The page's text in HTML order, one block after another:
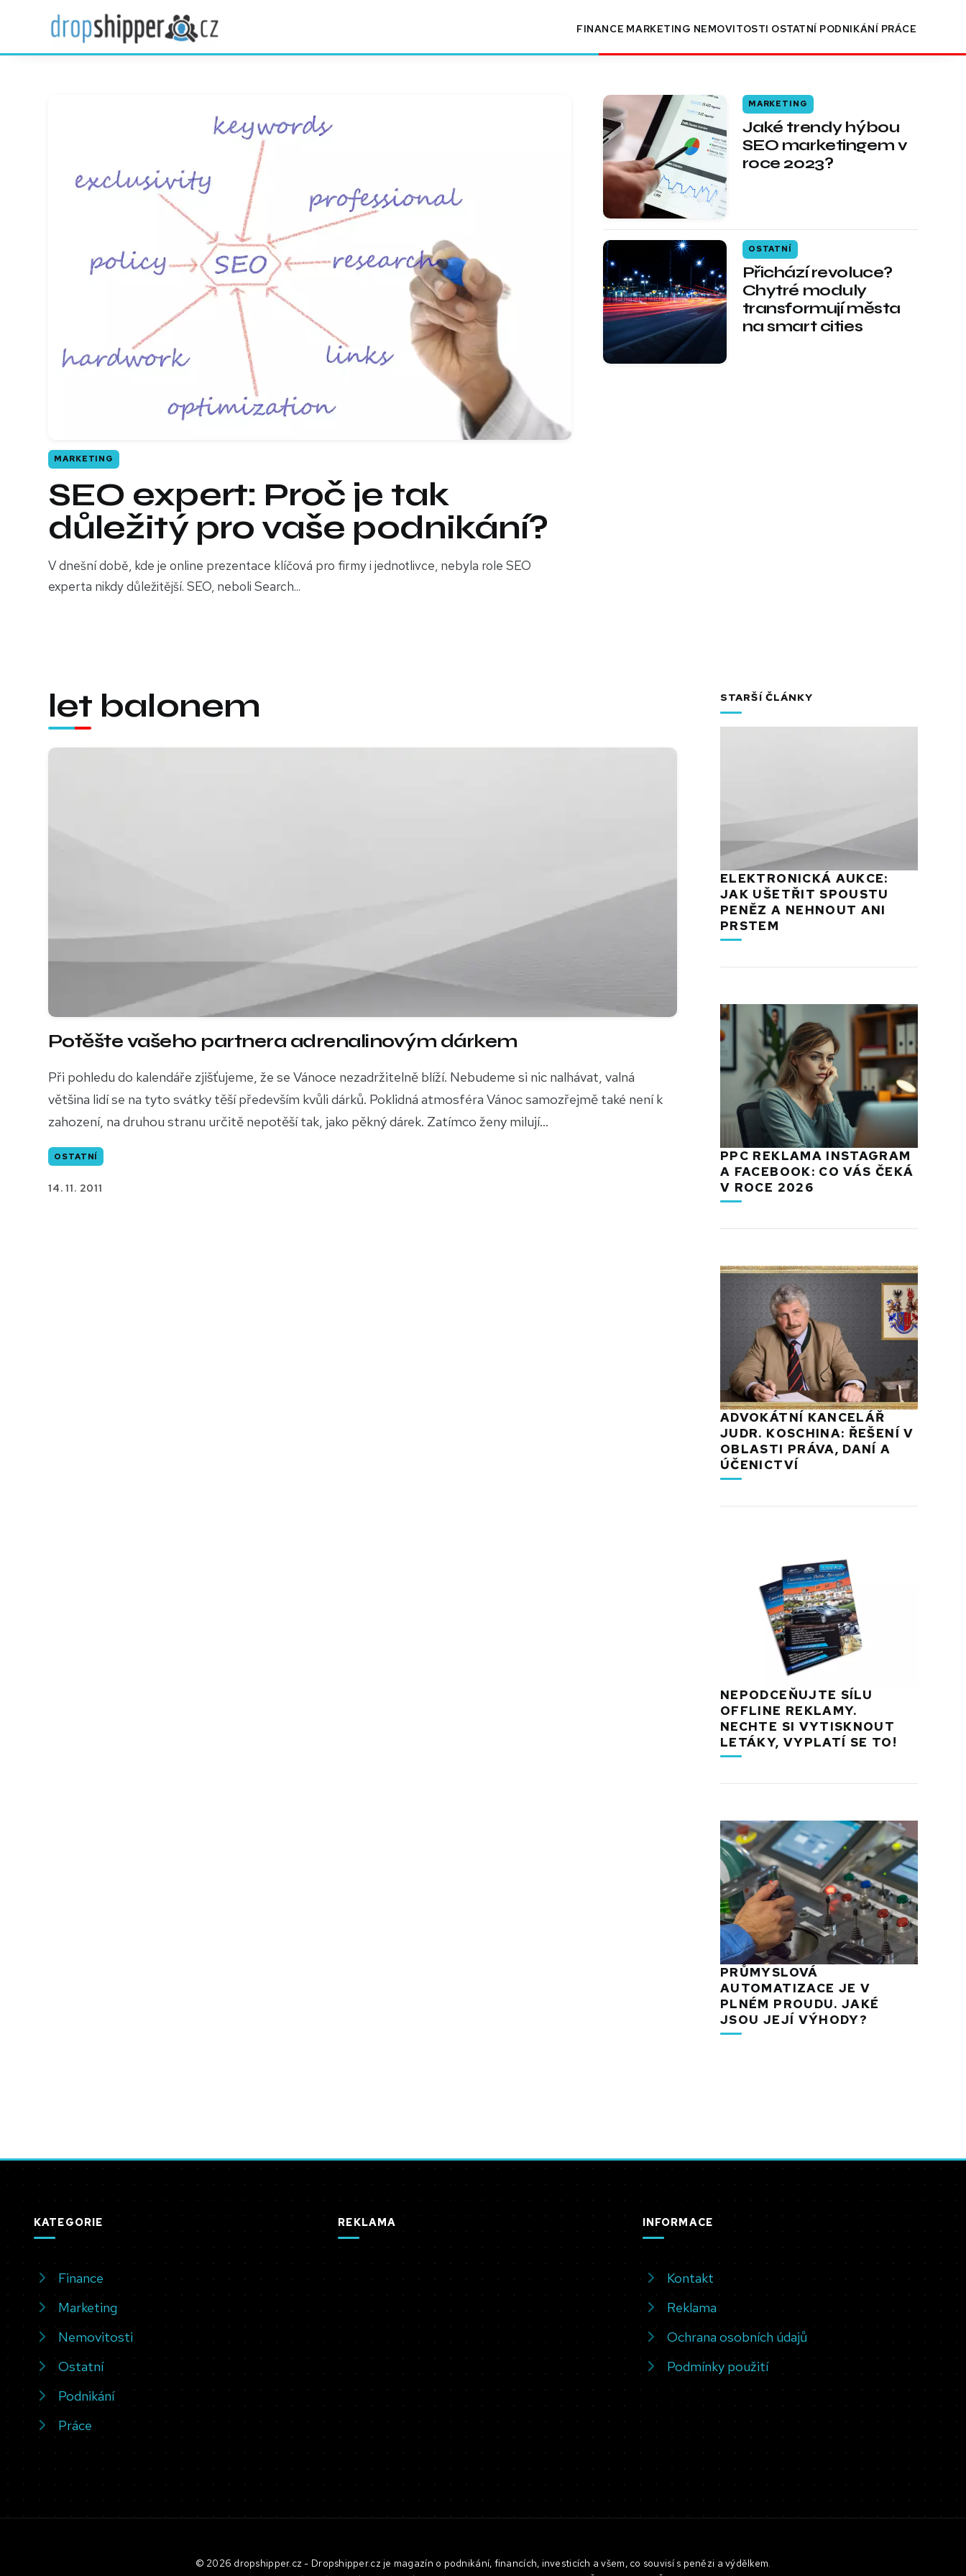
FINANCE MARKETING NEMOVITOSTI OSTATNÍ PODNIKÁNÍ PRÁCE
SEO expert: Proč je tak
důležitý pro vaše podnikání?
V dnešní době, kde je online prezentace klíčová pro firmy i jednotlivce, nebyla role SEO
experta nikdy důležitější. SEO, neboli Search...
MARKETING
Jaké trendy hýbou
SEO marketingem v
roce 2023?
MARKETING
Přichází revoluce?
Chytré moduly
transformují města
na smart cities
OSTATNÍ
let balonem
Potěšte vašeho partnera adrenalinovým dárkem
Při pohledu do kalendáře zjišťujeme, že se Vánoce nezadržitelně blíží. Nebudeme si nic nalhávat, valná
většina lidí se na tyto svátky těší především kvůli dárků. Poklidná atmosféra Vánoc samozřejmě také není k
zahození, na druhou stranu určitě nepotěší tak, jako pěkný dárek. Zatímco ženy milují...
OSTATNÍ
14. 11. 2011
STARŠÍ ČLÁNKY
ELEKTRONICKÁ AUKCE:
JAK UŠETŘIT SPOUSTU
PENĚZ A NEHNOUT ANI
PRSTEM
PPC REKLAMA INSTAGRAM
A FACEBOOK: CO VÁS ČEKÁ
V ROCE 2026
ADVOKÁTNÍ KANCELÁŘ
JUDR. KOSCHINA: ŘEŠENÍ V
OBLASTI PRÁVA, DANÍ A
ÚČENICTVÍ
NEPODCEŇUJTE SÍLU
OFFLINE REKLAMY.
NECHTE SI VYTISKNOUT
LETÁKY, VYPLATÍ SE TO!
PRŮMYSLOVÁ
AUTOMATIZACE JE V
PLNÉM PROUDU. JAKÉ
JSOU JEJÍ VÝHODY?
KATEGORIE
Finance
Marketing
Nemovitosti
Ostatní
Podnikání
Práce
REKLAMA INFORMACE
Kontakt
Reklama
Ochrana osobních údajů
Podmínky použití
© 2026 dropshipper.cz - Dropshipper.cz je magazín o podnikání, financích, investicích a všem, co souvisí s penězi a výdělkem.